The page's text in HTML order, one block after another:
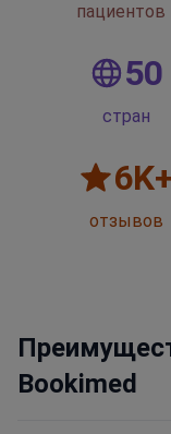
пациентов
50
стран
6
отзывов
Bookimed